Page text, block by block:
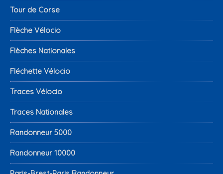
Tour de Corse
Flèche Vélocio
Flèches Nationales
Fléchette Vélocio
Traces Vélocio
Traces Nationales
Randonneur 5000
Randonneur 10000